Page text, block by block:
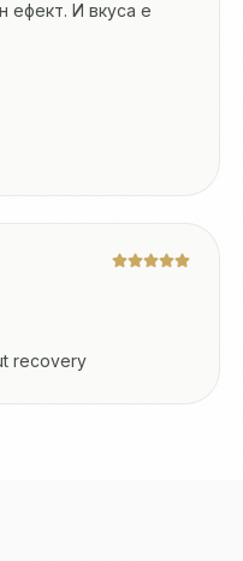
ефект. И вкуса е
recovery